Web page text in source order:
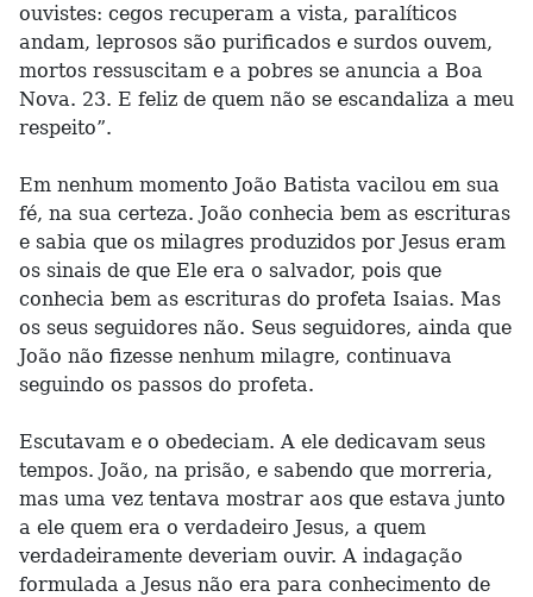
ouvistes: cegos recuperam a vista, paralíticos
andam, leprosos são purificados e surdos ouvem,
mortos ressuscitam e a pobres se anuncia a Boa
Nova. 23. E feliz de quem não se escandaliza a meu
respeito”.
Em nenhum momento João Batista vacilou em sua
fé, na sua certeza. João conhecia bem as escrituras
e sabia que os milagres produzidos por Jesus eram
os sinais de que Ele era o salvador, pois que
conhecia bem as escrituras do profeta Isaias. Mas
os seus seguidores não. Seus seguidores, ainda que
João não fizesse nenhum milagre, continuava
seguindo os passos do profeta.
Escutavam e o obedeciam. A ele dedicavam seus
tempos. João, na prisão, e sabendo que morreria,
mas uma vez tentava mostrar aos que estava junto
a ele quem era o verdadeiro Jesus, a quem
verdadeiramente deveriam ouvir. A indagação
formulada a Jesus não era para conhecimento de